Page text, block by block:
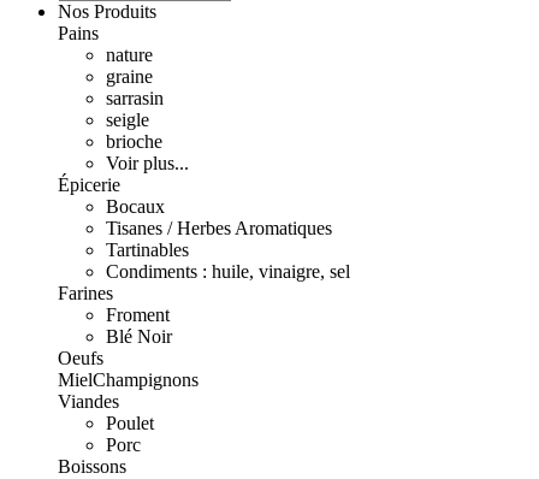
Nos Produits
Pains
nature
graine
sarrasin
seigle
brioche
Voir plus...
Épicerie
Bocaux
Tisanes / Herbes Aromatiques
Tartinables
Condiments : huile, vinaigre, sel
Farines
Froment
Blé Noir
Oeufs
MielChampignons
Viandes
Poulet
Porc
Boissons